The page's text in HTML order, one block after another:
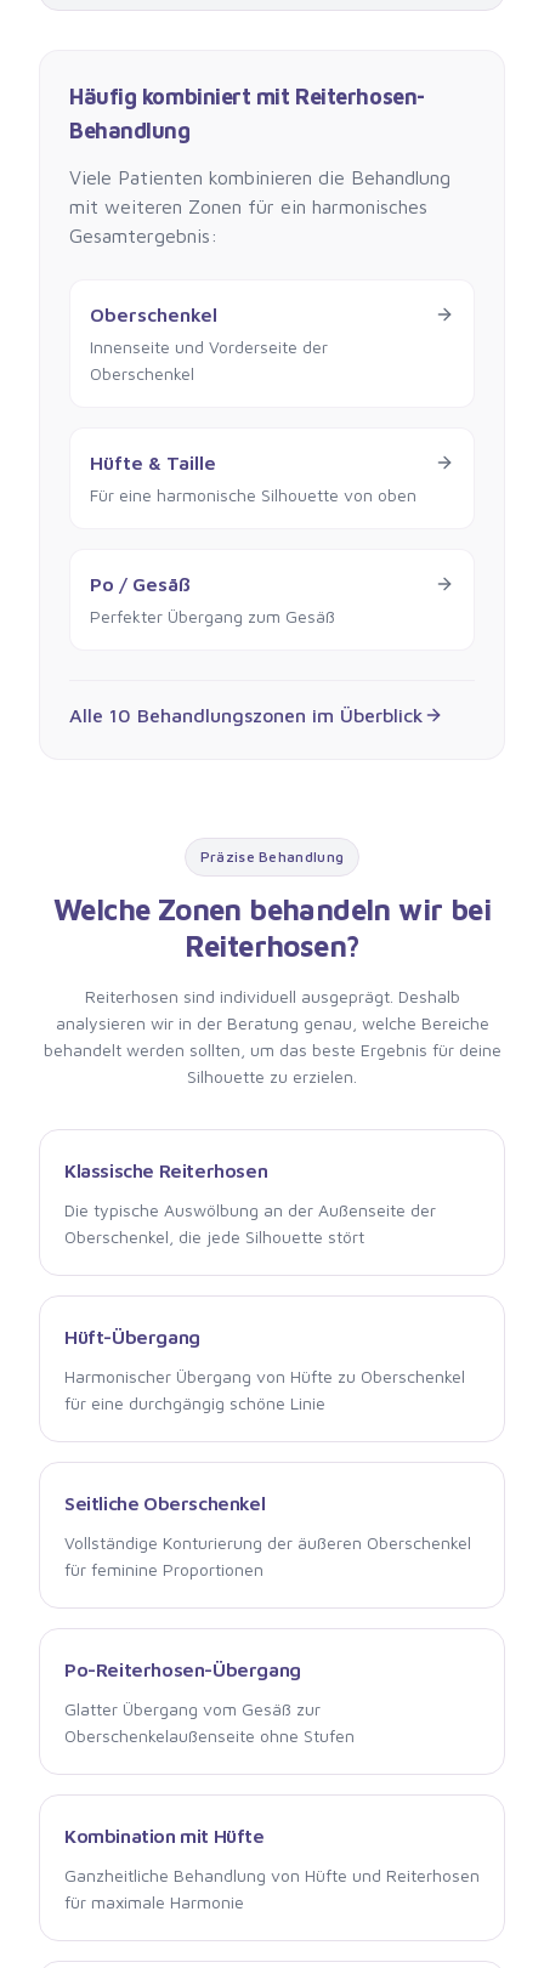
Häufig kombiniert mit Reiterhosen-
Behandlung
Viele Patienten kombinieren die Behandlung
mit weiteren Zonen für ein harmonisches
Gesamtergebnis:
Oberschenkel
Innenseite und Vorderseite der
Oberschenkel
Hüfte & Taille
Für eine harmonische Silhouette von oben
Po / Gesäß
Perfekter Übergang zum Gesäß
Alle 10 Behandlungszonen im Überblick
Präzise Behandlung
Welche Zonen behandeln wir bei
Reiterhosen?
Reiterhosen sind individuell ausgeprägt. Deshalb
analysieren wir in der Beratung genau, welche Bereiche
behandelt werden sollten, um das beste Ergebnis für deine
Silhouette zu erzielen.
Klassische Reiterhosen
Die typische Auswölbung an der Außenseite der
Oberschenkel, die jede Silhouette stört
Hüft-Übergang
Harmonischer Übergang von Hüfte zu Oberschenkel
für eine durchgängig schöne Linie
Seitliche Oberschenkel
Vollständige Konturierung der äußeren Oberschenkel
für feminine Proportionen
Po-Reiterhosen-Übergang
Glatter Übergang vom Gesäß zur
Oberschenkelaußenseite ohne Stufen
Kombination mit Hüfte
Ganzheitliche Behandlung von Hüfte und Reiterhosen
für maximale Harmonie